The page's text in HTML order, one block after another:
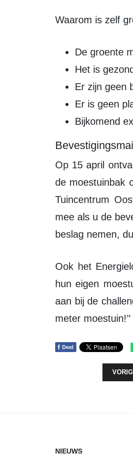
Waarom is zelf
De groente
Het is
Er zijn geen
Er is geen
Bijkomend
Op 15 april ontvangen de inzenders die een moestuinbak krijgen een e-mail om
de moestuinbak
Tuincentrum
mee als u de
beslag nemen,
Ook het Energieloket Zeewolde daagt inwoners uit om aan de slag te gaan in
hun eigen
aan bij de
meter
f Deel
NIEUWS